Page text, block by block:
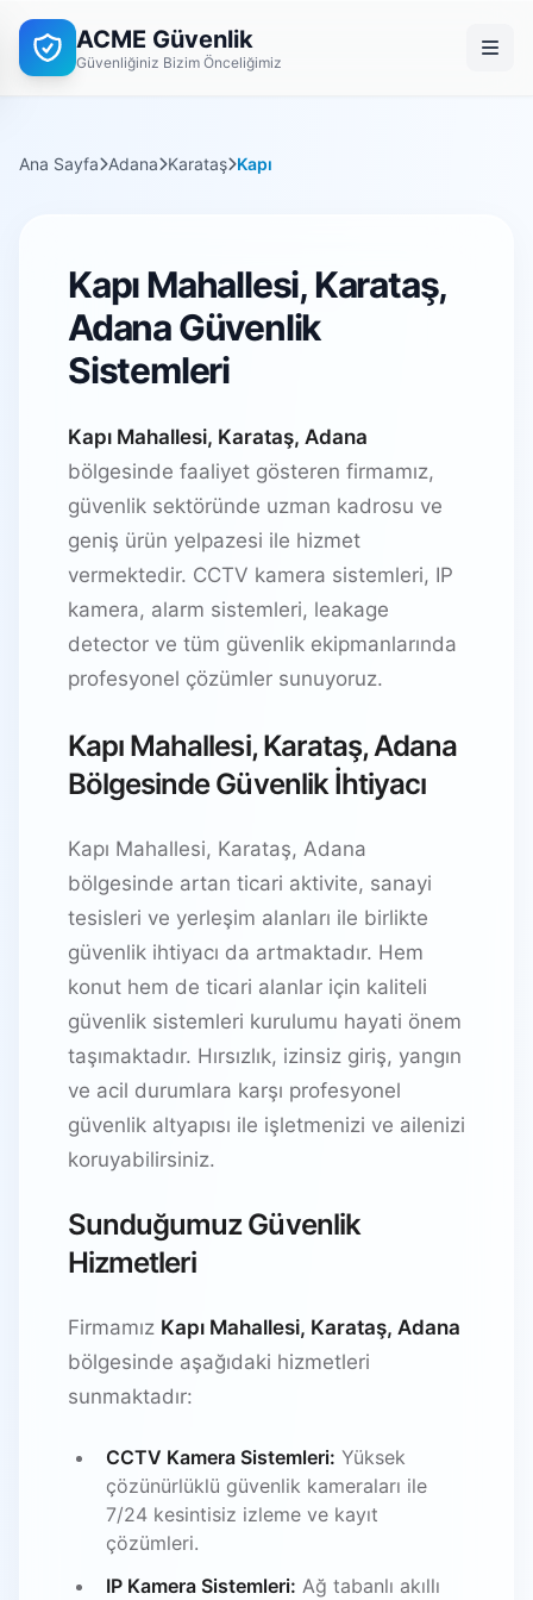
ACME Güvenlik
Güvenliğiniz Bizim Önceliğimiz
Ana Sayfa Adana Karataş Kapı
Kapı Mahallesi, Karataş,
Adana Güvenlik
Sistemleri
Kapı Mahallesi, Karataş, Adana
bölgesinde faaliyet gösteren firmamız,
güvenlik sektöründe uzman kadrosu ve
geniş ürün yelpazesi ile hizmet
vermektedir. CCTV kamera sistemleri, IP
kamera, alarm sistemleri, leakage
detector ve tüm güvenlik ekipmanlarında
profesyonel çözümler sunuyoruz.
Kapı Mahallesi, Karataş, Adana
Bölgesinde Güvenlik İhtiyacı
Kapı Mahallesi, Karataş, Adana
bölgesinde artan ticari aktivite, sanayi
tesisleri ve yerleşim alanları ile birlikte
güvenlik ihtiyacı da artmaktadır. Hem
konut hem de ticari alanlar için kaliteli
güvenlik sistemleri kurulumu hayati önem
taşımaktadır. Hırsızlık, izinsiz giriş, yangın
ve acil durumlara karşı profesyonel
güvenlik altyapısı ile işletmenizi ve ailenizi
koruyabilirsiniz.
Sunduğumuz Güvenlik
Hizmetleri
Firmamız Kapı Mahallesi, Karataş, Adana
bölgesinde aşağıdaki hizmetleri
sunmaktadır:
CCTV Kamera Sistemleri: Yüksek
çözünürlüklü güvenlik kameraları ile
7/24 kesintisiz izleme ve kayıt
çözümleri.
IP Kamera Sistemleri: Ağ tabanlı akıllı